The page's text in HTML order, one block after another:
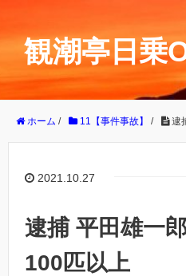
観潮亭日乗
ホーム / 11【事件事故】 / 逮
2021.10.27
逮捕 平田雄一
100匹以上